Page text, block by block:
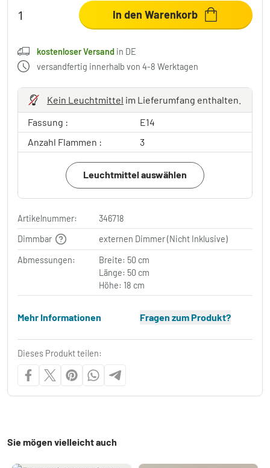
In den Warenkorb
kostenloser Versand in DE
versandfertig innerhalb von 4-8 Werktagen
Kein Leuchtmittel im Lieferumfang enthalten.
Fassung :
E14
Anzahl Flammen :
3
Leuchtmittel auswählen
Artikelnummer:
346718
Dimmbar
externen Dimmer (Nicht Inklusive)
Abmessungen:
Breite: 50 cm
Länge: 50 cm
Höhe: 18 cm
Mehr Informationen Fragen zum Produkt?
Dieses Produkt teilen:
Sie mögen vielleicht auch